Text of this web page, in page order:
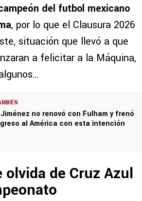
del futbol mexicano
, por lo que el Clausura 2026
situación que llevó a que
a felicitar a la Máquina,
no renovó con Fulham y frenó
al América con esta intención
olvida de Cruz Azul